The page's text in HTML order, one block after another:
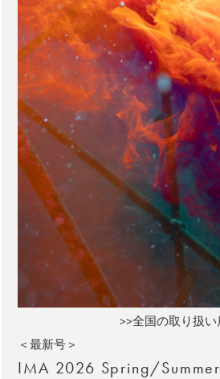
>>全国の取り扱い
＜最新号＞
IMA 2026 Spring/